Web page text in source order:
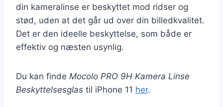
din kameralinse er beskyttet mod ridser og
stød, uden at det går ud over din billedkvalitet.
Det er den ideelle beskyttelse, som både er
effektiv og næsten usynlig.
Du kan finde Mocolo PRO 9H Kamera Linse
Beskyttelsesglas til iPhone 11 her.